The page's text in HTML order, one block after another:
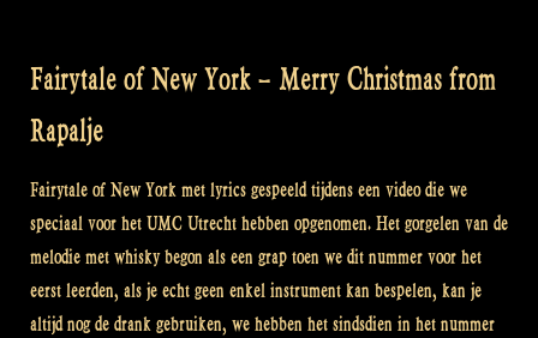
Fairytale of New York – Merry Christmas from
Rapalje
Fairytale of New York met lyrics gespeeld tijdens een video die we
speciaal voor het UMC Utrecht hebben opgenomen. Het gorgelen van de
melodie met whisky begon als een grap toen we dit nummer voor het
eerst leerden, als je echt geen enkel instrument kan bespelen, kan je
altijd nog de drank gebruiken, we hebben het sindsdien in het nummer